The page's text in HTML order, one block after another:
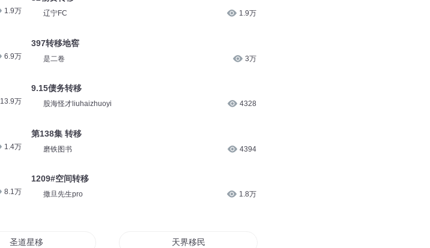
1.9万
6.9万
13.9万
1.4万
8.1万
辽宁FC 1.9万
397转移地窖
是二卷 3万
9.15债务转移
股海怪才liuhaizhuoyi 4328
第138集 转移
磨铁图书 4394
1209#空间转移
撒旦先生pro 1.8万
圣道星移 天界移民